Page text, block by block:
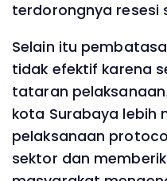
terdorongnya resesi
Selain itu
tidak efektif karena
tataran
kota Surabaya lebih
pelaksanaan
sektor dan